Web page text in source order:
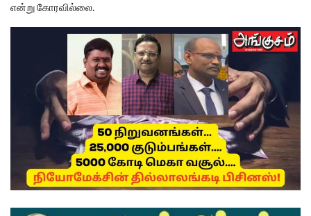
என்று கோரவில்லை.